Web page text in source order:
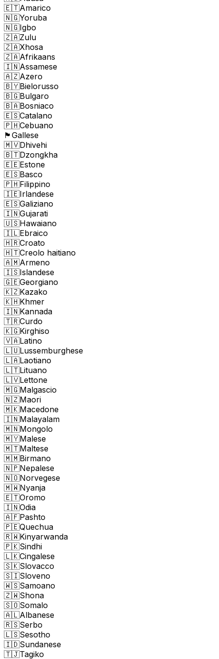
🇪🇹Amarico
🇳🇬Yoruba
🇳🇬Igbo
🇿🇦Zulu
🇿🇦Xhosa
🇿🇦Afrikaans
🇮🇳Assamese
🇦🇿Azero
🇧🇾Bielorusso
🇧🇬Bulgaro
🇧🇦Bosniaco
🇪🇸Catalano
🇵🇭Cebuano
🏴󠁧󠁢󠁷󠁬󠁳󠁿 Gallese
🇲🇻Dhivehi
🇧🇹Dzongkha
🇪🇪Estone
🇪🇸Basco
🇵🇭Filippino
🇮🇪Irlandese
🇪🇸Galiziano
🇮🇳Gujarati
🇺🇸Hawaiano
🇮🇱Ebraico
🇭🇷Croato
🇭🇹Creolo haitiano
🇦🇲Armeno
🇮🇸Islandese
🇬🇪Georgiano
🇰🇿Kazako
🇰🇭Khmer
🇮🇳Kannada
🇹🇷Curdo
🇰🇬Kirghiso
🇻🇦Latino
🇱🇺Lussemburghese
🇱🇦Laotiano
🇱🇹Lituano
🇱🇻Lettone
🇲🇬Malgascio
🇳🇿Maori
🇲🇰Macedone
🇮🇳Malayalam
🇲🇳Mongolo
🇲🇾Malese
🇲🇹Maltese
🇲🇲Birmano
🇳🇵Nepalese
🇳🇴Norvegese
🇲🇼Nyanja
🇪🇹Oromo
🇮🇳Odia
🇦🇫Pashto
🇵🇪Quechua
🇷🇼Kinyarwanda
🇵🇰Sindhi
🇱🇰Cingalese
🇸🇰Slovacco
🇸🇮Sloveno
🇼🇸Samoano
🇿🇼Shona
🇸🇴Somalo
🇦🇱Albanese
🇷🇸Serbo
🇱🇸Sesotho
🇮🇩Sundanese
🇹🇯Tagiko